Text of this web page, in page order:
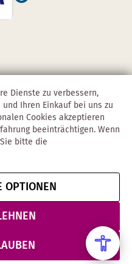
GmbH
Vertrag widerrufen
Dienste zu verbessern,
Ihren Einkauf bei uns zu
Cookies akzeptieren
beeinträchtigen. Wenn
bitte die
OPTIONEN